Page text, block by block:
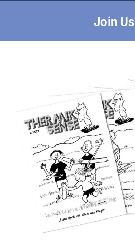
Join Us